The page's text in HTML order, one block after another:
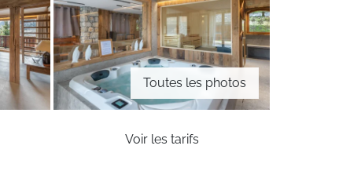
Toutes les photos
Voir les tarifs